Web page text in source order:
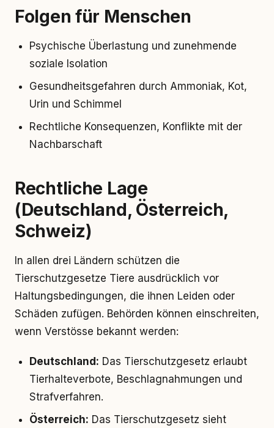
Folgen für Menschen
Psychische Überlastung und zunehmende
soziale Isolation
Gesundheitsgefahren durch Ammoniak, Kot,
Urin und Schimmel
Rechtliche Konsequenzen, Konflikte mit der
Nachbarschaft
Rechtliche Lage
(Deutschland, Österreich,
Schweiz)
In allen drei Ländern schützen die
Tierschutzgesetze Tiere ausdrücklich vor
Haltungsbedingungen, die ihnen Leiden oder
Schäden zufügen. Behörden können einschreiten,
wenn Verstösse bekannt werden:
Deutschland: Das Tierschutzgesetz erlaubt
Tierhalteverbote, Beschlagnahmungen und
Strafverfahren.
Österreich: Das Tierschutzgesetz sieht